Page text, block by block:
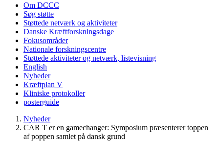
Om DCCC
Søg støtte
Støttede netværk og aktiviteter
Danske Kræftforskningsdage
Fokusområder
Nationale forskningscentre
Støttede aktiviteter og netværk, listevisning
English
Nyheder
Kræftplan V
Kliniske protokoller
posterguide
Nyheder
CAR T er en gamechanger: Symposium præsenterer toppen
af poppen samlet på dansk grund